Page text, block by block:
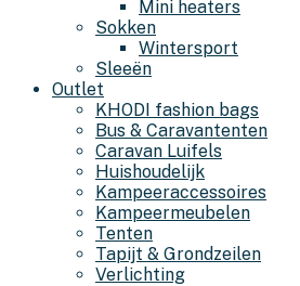
Mini heaters
Sokken
Wintersport
Sleeën
Outlet
KHODI fashion bags
Bus & Caravantenten
Caravan Luifels
Huishoudelijk
Kampeeraccessoires
Kampeermeubelen
Tenten
Tapijt & Grondzeilen
Verlichting